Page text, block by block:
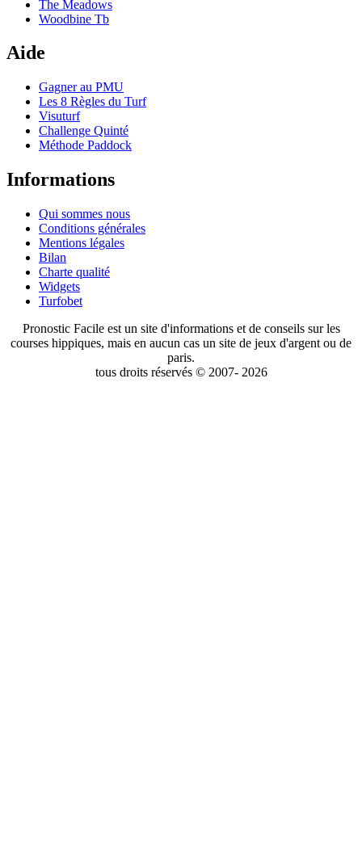
The Meadows
Woodbine Tb
Aide
Gagner au PMU
Les 8 Règles du Turf
Visuturf
Challenge Quinté
Méthode Paddock
Informations
Qui sommes nous
Conditions générales
Mentions légales
Bilan
Charte qualité
Widgets
Turfobet
Pronostic Facile est un site d'informations et de conseils sur les
courses hippiques, mais en aucun cas un site de jeux d'argent ou de
paris.
tous droits réservés © 2007- 2026